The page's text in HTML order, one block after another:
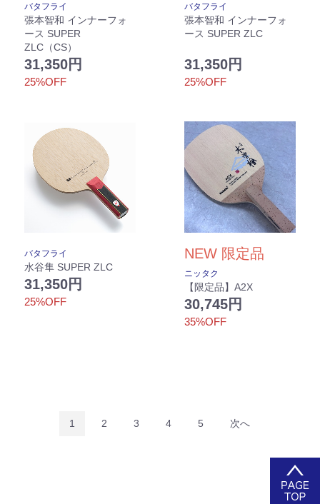
バタフライ
張本智和 インナーフォ
ース SUPER
ZLC（CS）
31,350円
25%OFF
バタフライ
張本智和 インナーフォ
ース SUPER ZLC
31,350円
25%OFF
バタフライ
水谷隼 SUPER ZLC
31,350円
25%OFF
NEW限定品
ニッタク
【限定品】A2X
30,745円
35%OFF
1 2 3 4 5 次へ